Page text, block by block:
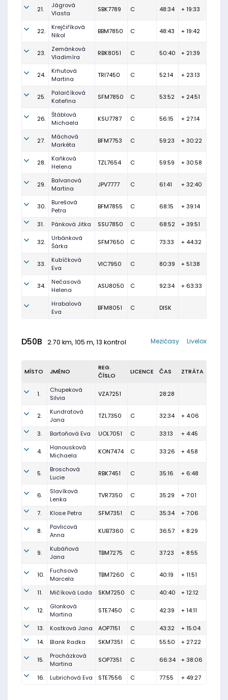
21.
Jágrová
Vlasta
SBK7789 C 48:34 + 19:33
22.
Krejčiříková
Nikol
BBM7850 C 48:43 + 19:42
23.
Zemánková
Vladimíra
RBK8051 C 50:40 + 21:39
24.
Krhutová
Martina
TRI7450 C 52:14 + 23:13
25.
Palarčíková
Kateřina
SFM7850 C 53:52 + 24:51
26.
Štáblová
Michaela
KSU7787 C 56:15 + 27:14
27.
Máchová
Markéta
BFM7753 C 59:23 + 30:22
28.
Kaňková
Helena
TZL7654 C 59:59 + 30:58
29.
Balvanová
Martina
JPV7777 C 61:41 + 32:40
30.
Burešová
Petra
BFM7855 C 68:15 + 39:14
31. Pánková Jitka SSU7850 C 68:52 + 39:51
32.
Urbánková
Šárka
SFM7650 C 73:33 + 44:32
33.
Kubíčková
Eva
VIC7950 C 80:39 + 51:38
34.
Nečasová
Helena
ASU8050 C 92:34 + 63:33
Hrabalová
Eva
BFM8051 C DISK
D50B 2.70 km, 105 m, 13 kontrol Livelox
Mezičasy
MÍSTO JMÉNO
REG.
ČÍSLO
LICENCE ČAS ZTRÁTA
1.
Chupeková
Silvia
VZA7251 28:28
2.
Kundratová
Jana
TZL7350 C 32:34 + 4:06
3. Bartoňová Eva UOL7051 C 33:13 + 4:45
4.
Hanousková
Michaela
KON7474 C 33:26 + 4:58
5.
Broschová
Lucie
RBK7451 C 35:16 + 6:48
6.
Slavíková
Lenka
TVR7350 C 35:29 + 7:01
7. Klose Petra SFM7351 C 35:34 + 7:06
8.
Pavlicová
Anna
KUB7360 C 36:57 + 8:29
9.
Kubáňová
Jana
TBM7275 C 37:23 + 8:55
10.
Fuchsová
Marcela
TBM7260 C 40:19 + 11:51
11. Mičíková Lada SKM7250 C 40:40 + 12:12
12.
Glonková
Martina
STE7450 C 42:39 + 14:11
13. Kostková Jana AOP7151 C 43:32
+ 15:04
14.
Blank Radka SKM7351 C 55:50 + 27:22
15.
Procházková
Martina
SOP7351 C 66:34 + 38:06
16. Lubrichová Eva STE7556 C 77:55 + 49:27